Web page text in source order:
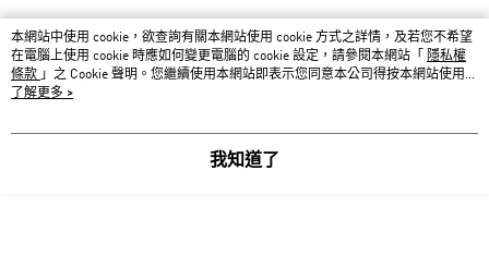
熱門標籤
本網站中使用 cookie，欲查詢有關本網站使用 cookie 方式之詳情，及若您不希望
在電腦上使用 cookie 時應如何變更電腦的 cookie 設定，請參閱本網站「
隱私權
條款 」之 Cookie 聲明。您繼續使用本網站即表示您同意本公司得按本網站使用條
款之 Cookie 聲明使用 cookie。
了解更多 >
我知道了